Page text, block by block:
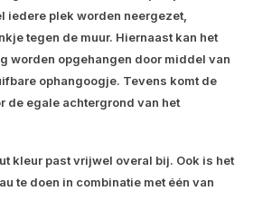
iedere plek worden neergezet,
tegen de muur. Hiernaast kan het
worden opgehangen door middel van
ophangoogje. Tevens komt de
de egale achtergrond van het
kleur past vrijwel overal bij. Ook is het
te doen in combinatie met één van